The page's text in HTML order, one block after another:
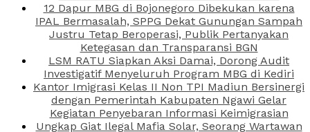
12 Dapur MBG di Bojonegoro Dibekukan karena
IPAL Bermasalah, SPPG Dekat Gunungan Sampah
Justru Tetap Beroperasi, Publik Pertanyakan
Ketegasan dan Transparansi BGN
LSM RATU Siapkan Aksi Damai, Dorong Audit
Investigatif Menyeluruh Program MBG di Kediri
Kantor Imigrasi Kelas II Non TPI Madiun Bersinergi
dengan Pemerintah Kabupaten Ngawi Gelar
Kegiatan Penyebaran Informasi Keimigrasian
Ungkap Giat Ilegal Mafia Solar, Seorang Wartawan